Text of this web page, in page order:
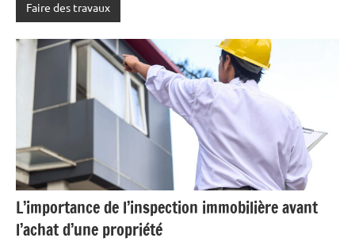
Faire des travaux
L’importance de l’inspection immobilière avant
l’achat d’une propriété